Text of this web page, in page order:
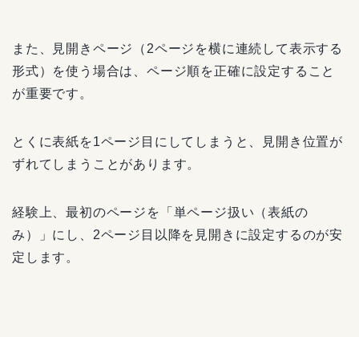
また、見開きページ（2ページを横に連続して表示する
形式）を使う場合は、ページ順を正確に設定すること
が重要です。
とくに表紙を1ページ目にしてしまうと、見開き位置が
ずれてしまうことがあります。
経験上、最初のページを「単ページ扱い（表紙の
み）」にし、2ページ目以降を見開きに設定するのが安
定します。